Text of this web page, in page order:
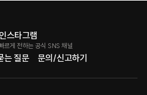
는 질문 문의/신고하기
스타그램
르게 전하는 공식 SNS 채널